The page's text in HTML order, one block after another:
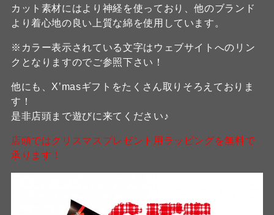
カット素材にはより神経を使っており、他のブランド
より着心地の良い上質な綿を使用しています。
※カラー表示されている文字はウェブサイトへのリン
クとなりますのでご参照下さい！
他にも、X’masギフトをたくさん取りそろえておりま
す！
是非店頭まで遊びに来てください♪
店頭ではクリスマスプレゼント用ラッピングを無料で
承ります！